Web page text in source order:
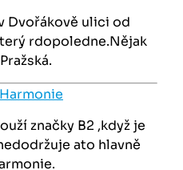
Dvořákově ulici od
rdopoledne.Nějak
značky B2 ,když je
ato hlavně